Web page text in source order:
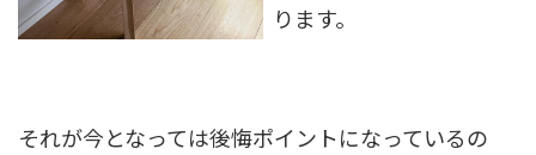
ります。
それが今となっては後悔ポイントになっているの